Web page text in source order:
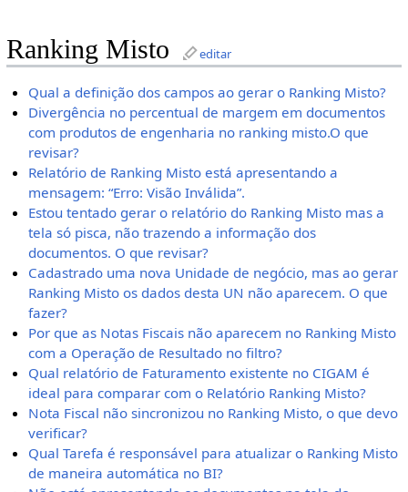
Ranking Misto editar
Qual a definição dos campos ao gerar o Ranking Misto?
Divergência no percentual de margem em documentos
com produtos de engenharia no ranking misto.O que
revisar?
Relatório de Ranking Misto está apresentando a
mensagem: “Erro: Visão Inválida”.
Estou tentado gerar o relatório do Ranking Misto mas a
tela só pisca, não trazendo a informação dos
documentos. O que revisar?
Cadastrado uma nova Unidade de negócio, mas ao gerar
Ranking Misto os dados desta UN não aparecem. O que
fazer?
Por que as Notas Fiscais não aparecem no Ranking Misto
com a Operação de Resultado no filtro?
Qual relatório de Faturamento existente no CIGAM é
ideal para comparar com o Relatório Ranking Misto?
Nota Fiscal não sincronizou no Ranking Misto, o que devo
verificar?
Qual Tarefa é responsável para atualizar o Ranking Misto
de maneira automática no BI?